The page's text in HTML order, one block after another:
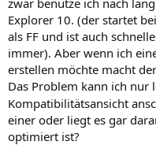
Explorer 10. (der startet
als FF und ist auch
immer). Aber wenn ich
erstellen möchte macht
Das Problem kann ich nur
Kompatibilitätsansicht
einer oder liegt es gar
optimiert ist?